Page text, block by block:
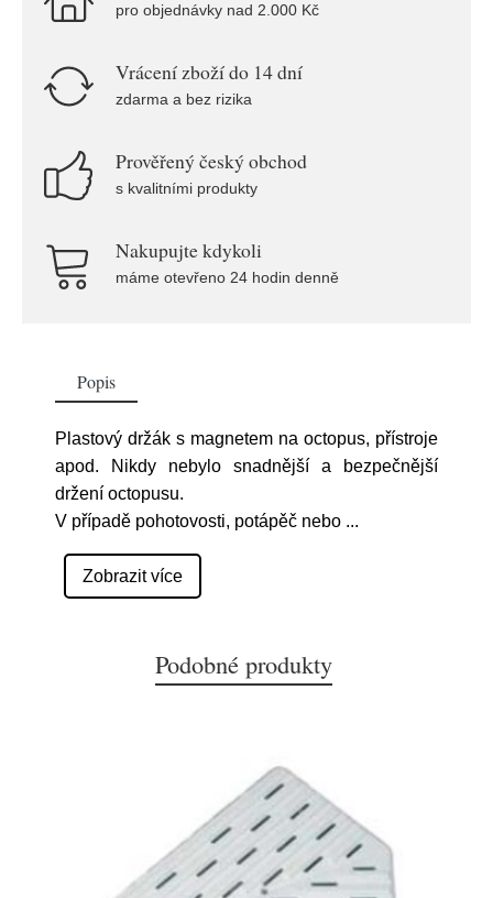
pro objednávky nad 2.000 Kč
Vrácení zboží do 14 dní
zdarma a bez rizika
Prověřený český obchod
s kvalitními produkty
Nakupujte kdykoli
máme otevřeno 24 hodin denně
Popis
Plastový držák s magnetem na octopus, přístroje
apod. Nikdy nebylo snadnější a bezpečnější
držení octopusu.
V případě pohotovosti, potápěč nebo ...
Zobrazit více
Podobné produkty